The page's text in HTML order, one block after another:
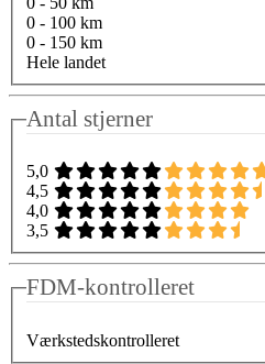
0 - 100 km
0 - 150 km
Hele landet
Antal stjerner
5,0
4,5
4,0
3,5
FDM-kontrolleret
Værkstedskontrolleret